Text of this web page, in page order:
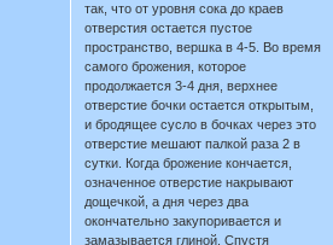
так, что от уровня сока до краев
отверстия остается пустое
пространство, вершка в 4-5. Во время
самого брожения, которое
продолжается 3-4 дня, верхнее
отверстие бочки остается открытым,
и бродящее сусло в бочках через это
отверстие мешают палкой раза 2 в
сутки. Когда брожение кончается,
означенное отверстие накрывают
дощечкой, а дня через два
окончательно закупоривается и
замазывается глиной. Спустя